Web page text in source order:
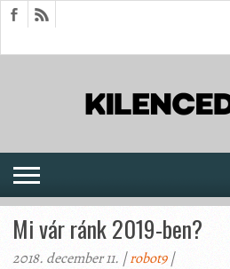
Mi vár ránk 2019-ben?
2018. december 11. |robot9|